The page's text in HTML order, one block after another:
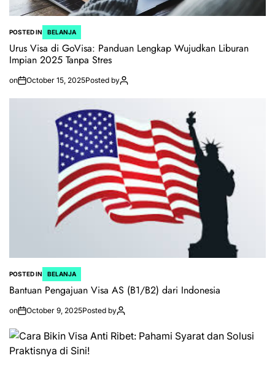
POSTED IN BELANJA
Urus Visa di GoVisa: Panduan Lengkap Wujudkan Liburan
Impian 2025 Tanpa Stres
on October 15, 2025Posted by
POSTED IN BELANJA
Bantuan Pengajuan Visa AS (B1/B2) dari Indonesia
on October 9, 2025Posted by